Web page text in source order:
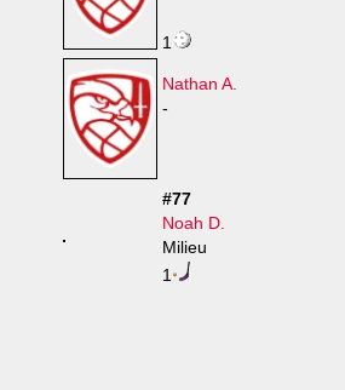
1
Nathan A.
-
#77
Noah D.
Milieu
1